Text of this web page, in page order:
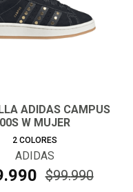
ADIDAS CAMPUS
00S W MUJER
2 COLORES
ADIDAS
.990 $99.990